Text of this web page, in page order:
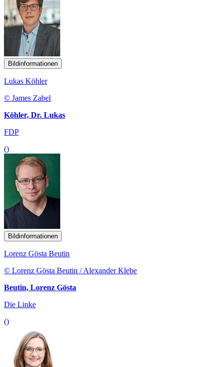
Bildinformationen
Lukas Köhler
© James Zabel
Köhler, Dr. Lukas
FDP
()
Bildinformationen
Lorenz Gösta Beutin
© Lorenz Gösta Beutin / Alexander Klebe
Beutin, Lorenz Gösta
Die Linke
()